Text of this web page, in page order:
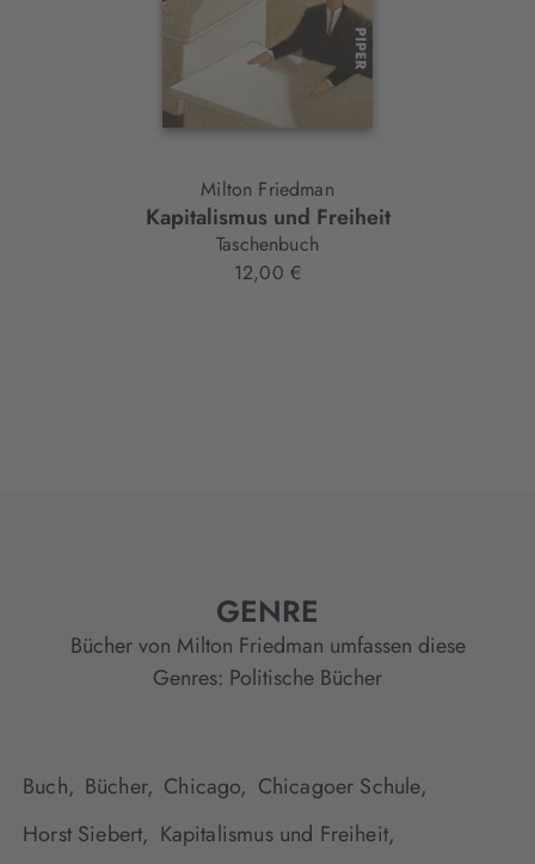
Milton Friedman
Kapitalismus und Freiheit
Taschenbuch
12,00 €
GENRE
Bücher von Milton Friedman umfassen diese
Genres: Politische Bücher
Buch, Bücher, Chicago, Chicagoer Schule,
Horst Siebert, Kapitalismus und Freiheit,